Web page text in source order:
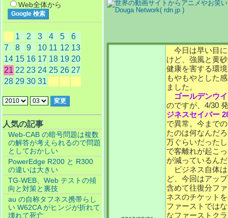
今日は早い目に
けど、強風と黄
健康を害する環
もやもやとした
ました。
ゴールデンウ
のですが、4/30
ジネスセイバー
で異常。今まで
たのは何なんだ
万ぐらいだった
で客離れが起こ
が減っているん
ビジネス自体は
ど、今回はアッ
含めて往復分フ
ネスのチケット
ファーストでは
なファーストク
Web全体から
1 2 3 4 5
6
7
8 9 10 11 12 13
14 15 16 17 18 19 20
21 22 23 24 25 26 27
28 29 30 31
人気の記事
Web-CAB の暗号問題は複数
の解答が考えられるので問題
としておかしい
PowerEdge R200 と R300
の違いは大きい
TG-WEB、Web テストの傾
向と対策と裏技
au の自称タフネス携帯らし
い W62CA がヒンジが折れて
壊れて死亡